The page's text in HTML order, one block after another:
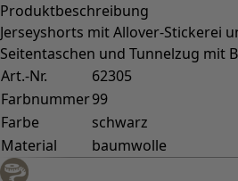
Produktbeschreibung
Jerseyshorts mit Allover-Stickerei
Seitentaschen und Tunnelzug mit
Art.-Nr.
62305
Farbnummer99
Farbe
schwarz
Material
baumwolle